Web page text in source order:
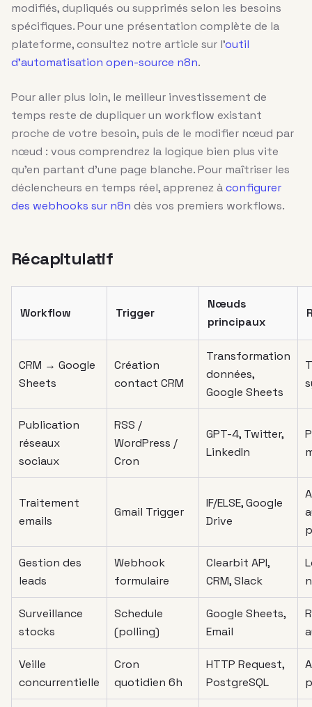
modifiés, dupliqués ou supprimés selon les besoins
spécifiques. Pour une présentation complète de la
plateforme, consultez notre article sur l’outil
d’automatisation open-source n8n.
Pour aller plus loin, le meilleur investissement de
temps reste de dupliquer un workflow existant
proche de votre besoin, puis de le modifier nœud par
nœud : vous comprendrez la logique bien plus vite
qu’en partant d’une page blanche. Pour maîtriser les
déclencheurs en temps réel, apprenez àconfigurer
des webhooks sur n8n dès vos premiers workflows.
Récapitulatif
Workflow Trigger
Nœuds
principaux
CRM → Google
Sheets
Création
contact CRM
Transformation
données,
Google Sheets
Publication
réseaux
sociaux
RSS /
WordPress /
Cron
GPT-4, Twitter,
LinkedIn
Traitement
emails
Gmail Trigger
IF/ELSE, Google
Drive
Gestion des
leads
Webhook
formulaire
Clearbit API,
CRM, Slack
Surveillance
stocks
Schedule
(polling)
Google Sheets,
Email
Veille
concurrentielle
Cron
quotidien 6h
HTTP Request,
PostgreSQL